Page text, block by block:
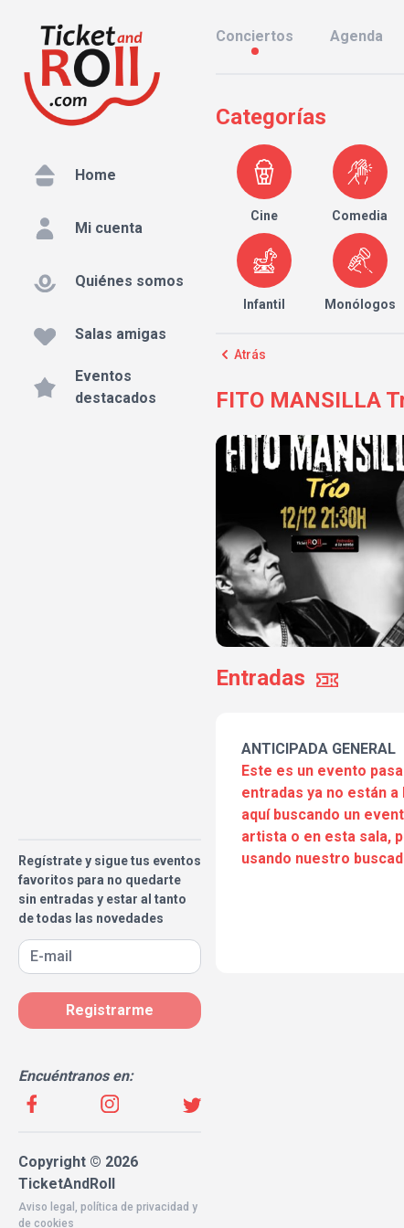
Home
Mi cuenta
Quiénes somos
Salas amigas
Eventos
destacados
Regístrate y sigue tus eventos
favoritos para no quedarte
sin entradas y estar al tanto
de todas las novedades
Registrarme
Encuéntranos en:
Copyright © 2026
TicketAndRoll
Aviso legal , política de privacidad y
de cookies
Conciertos Agenda
Categorías
Cine Comedia
Infantil Monólogos
Atrás
FITO MANSILLA
Entradas
ANTICIPADA GENERAL
Este es un evento
entradas ya no están
aquí buscando un
artista o en esta sala,
usando nuestro